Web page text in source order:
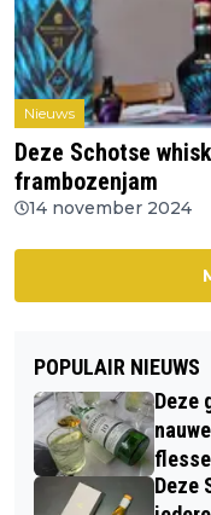
Nieuws
Deze Schotse
frambozenjam
14 november 2024
POPULAIR NIEUWS
Deze
Deze